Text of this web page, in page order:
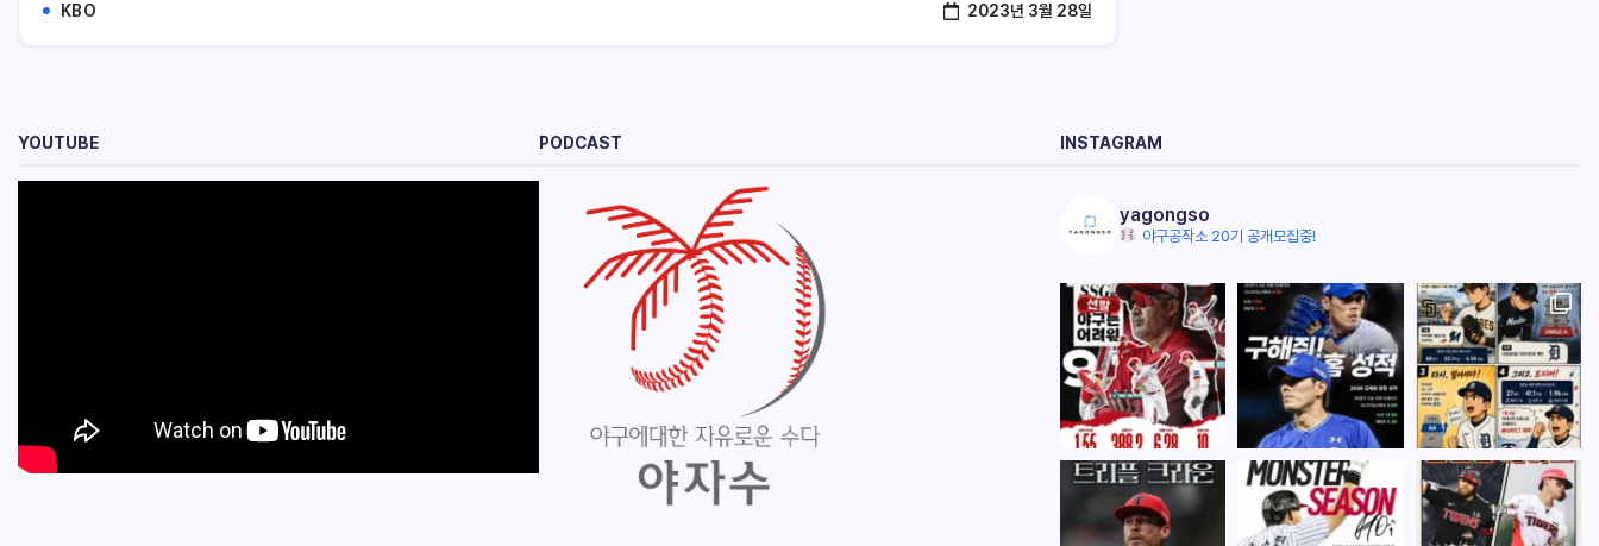
KBO 2023년 3월 28일
YOUTUBE PODCAST INSTAGRAM
yagongso
야구공작소 20기 공개모집중!